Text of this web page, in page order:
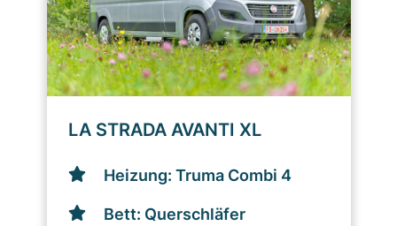
LA STRADA AVANTI XL
Heizung: Truma Combi 4
Bett: Querschläfer